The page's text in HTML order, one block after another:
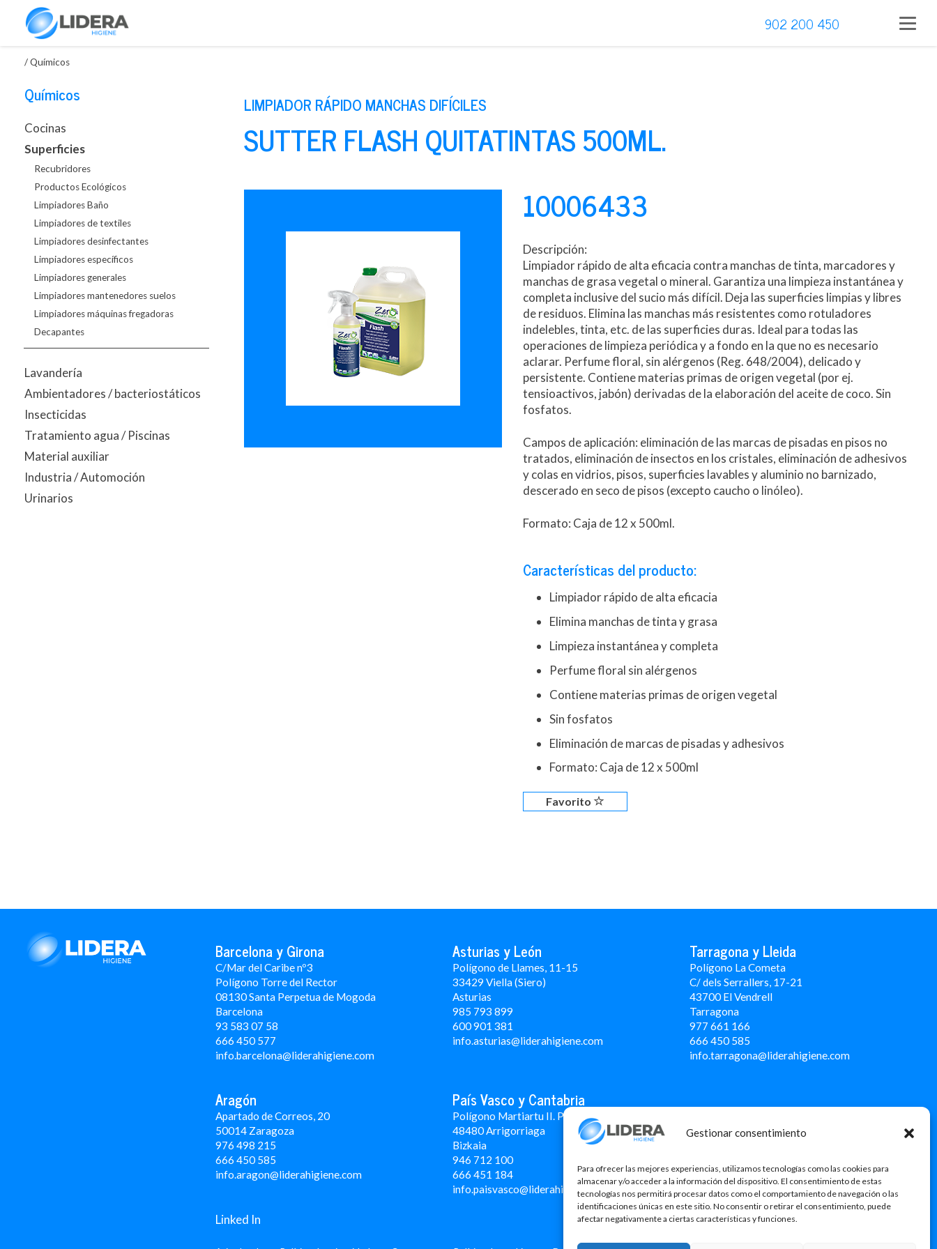
Gestionar consentimiento
Para ofrecer las mejores experiencias, utilizamos tecnologías como las cookies para
almacenar y/o acceder a la información del dispositivo. El consentimiento de estas
tecnologías nos permitirá procesar datos como el comportamiento de navegación o las
identificaciones únicas en este sitio. No consentir o retirar el consentimiento, puede
afectar negativamente a ciertas características y funciones.
902 200 450
/Químicos
Químicos
Cocinas
Superficies
Recubridores
Productos Ecológicos
Limpiadores Baño
Limpiadores de textiles
Limpiadores desinfectantes
Limpiadores específicos
Limpiadores generales
Limpiadores mantenedores suelos
Limpiadores máquinas fregadoras
Decapantes
Lavandería
Ambientadores / bacteriostáticos
Insecticidas
Tratamiento agua / Piscinas
Material auxiliar
Industria / Automoción
Urinarios
LIMPIADOR RÁPIDO MANCHAS DIFÍCILES
SUTTER FLASH QUITATINTAS 500ML.
10006433
Descripción:
Limpiador rápido de alta eficacia contra manchas de tinta, marcadores y
manchas de grasa vegetal o mineral. Garantiza una limpieza instantánea y
completa inclusive del sucio más difícil. Deja las superficies limpias y libres
de residuos. Elimina las manchas más resistentes como rotuladores
indelebles, tinta, etc. de las superficies duras. Ideal para todas las
operaciones de limpieza periódica y a fondo en la que no es necesario
aclarar. Perfume floral, sin alérgenos (Reg. 648/2004), delicado y
persistente. Contiene materias primas de origen vegetal (por ej.
tensioactivos, jabón) derivadas de la elaboración del aceite de coco. Sin
fosfatos.
Campos de aplicación: eliminación de las marcas de pisadas en pisos no
tratados, eliminación de insectos en los cristales, eliminación de adhesivos
y colas en vidrios, pisos, superficies lavables y aluminio no barnizado,
descerado en seco de pisos (excepto caucho o linóleo).
Formato: Caja de 12 x 500ml.
Características del producto:
Limpiador rápido de alta eficacia
Elimina manchas de tinta y grasa
Limpieza instantánea y completa
Perfume floral sin alérgenos
Contiene materias primas de origen vegetal
Sin fosfatos
Eliminación de marcas de pisadas y adhesivos
Formato: Caja de 12 x 500ml
Favorito
Barcelona y Girona
C/Mar del Caribe nº3
Polígono Torre del Rector
08130 Santa Perpetua de Mogoda
Barcelona
93 583 07 58
666 450 577
info.barcelona@liderahigiene.com
Asturias y León
Polígono de Llames, 11-15
33429 Viella (Siero)
Asturias
985 793 899
600 901 381
info.asturias@liderahigiene.com
Tarragona y Lleida
Polígono La Cometa
C/ dels Serrallers, 17-21
43700 El Vendrell
Tarragona
977 661 166
666 450 585
info.tarragona@liderahigiene.com
Aragón
Apartado de Correos, 20
50014 Zaragoza
976 498 215
666 450 585
info.aragon@liderahigiene.com
País Vasco y Cantabria
Polígono Martiartu II. Pabellón 4A
48480 Arrigorriaga
Bizkaia
946 712 100
666 451 184
info.paisvasco@liderahigiene.com
Linked In